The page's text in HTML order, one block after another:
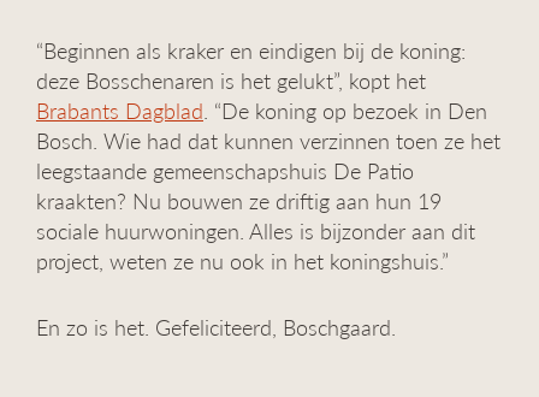
“Beginnen als kraker en eindigen bij de koning:
deze Bosschenaren is het gelukt”, kopt het
Brabants Dagblad. “De koning op bezoek in Den
Bosch. Wie had dat kunnen verzinnen toen ze het
leegstaande gemeenschapshuis De Patio
kraakten? Nu bouwen ze driftig aan hun 19
sociale huurwoningen. Alles is bijzonder aan dit
project, weten ze nu ook in het koningshuis.”
En zo is het. Gefeliciteerd, Boschgaard.